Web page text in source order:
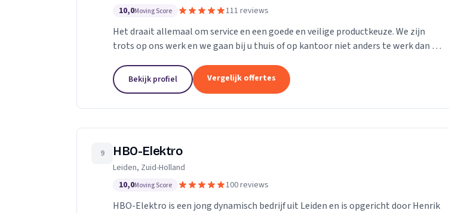
10,0Moving Score 111 reviews
Het draait allemaal om service en een goede en veilige productkeuze. We zijn
trots op ons werk en we gaan bij u thuis of op kantoor niet anders te werk dan bij
Bekijk profiel Vergelijk offertes
9 HBO-Elektro
Leiden, Zuid-Holland
10,0Moving Score 100 reviews
HBO-Elektro is een jong dynamisch bedrijf uit Leiden en is opgericht door Henrik